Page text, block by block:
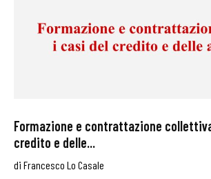
Formazione e contrattazione
credito e delle...
di Francesco Lo Casale